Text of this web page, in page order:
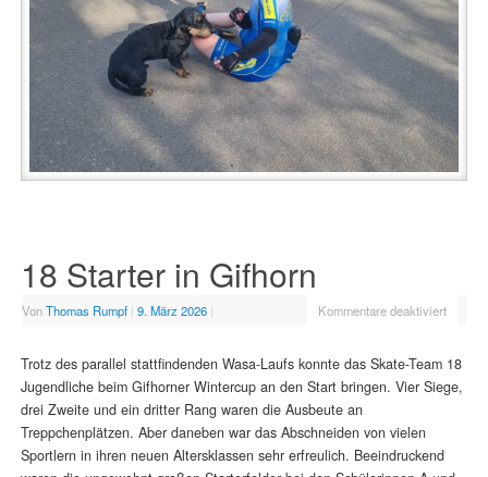
18 Starter in Gifhorn
VonThomas Rumpf | 9. März 2026 | Kommentare deaktiviert
Trotz des parallel stattfindenden Wasa-Laufs konnte das Skate-Team 18
Jugendliche beim Gifhorner Wintercup an den Start bringen. Vier Siege,
drei Zweite und ein dritter Rang waren die Ausbeute an
Treppchenplätzen. Aber daneben war das Abschneiden von vielen
Sportlern in ihren neuen Altersklassen sehr erfreulich. Beeindruckend